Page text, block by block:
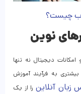
چیست؟
دیجیتال نه تنها
به فرآیند آموزش
زبان آنلاین را از یک